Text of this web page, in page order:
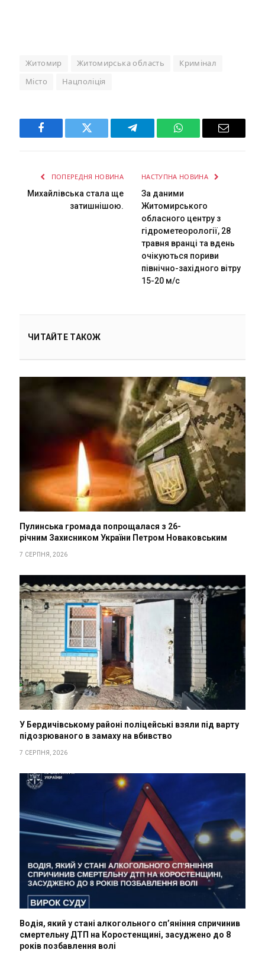
Житомир Житомирська область Кримінал
Місто Нацполіція
Facebook Twitter Telegram WhatsAppEmail
ПОПЕРЕДНЯ НОВИНА
Михайлівська стала ще
затишнішою.
НАСТУПНА НОВИНА
За даними
Житомирського
обласного центру з
гідрометеорології, 28
травня вранці та вдень
очікуються пориви
північно-західного вітру
15-20 м/с
ЧИТАЙТЕ ТАКОЖ
Пулинська громада попрощалася з 26-
річним Захисником України Петром Новаковським
7 СЕРПНЯ, 2026
У Бердичівському районі поліцейські взяли під варту
підозрюваного в замаху на вбивство
7 СЕРПНЯ, 2026
Водія, який у стані алкогольного сп’яніння спричинив
смертельну ДТП на Коростенщині, засуджено до 8
років позбавлення волі